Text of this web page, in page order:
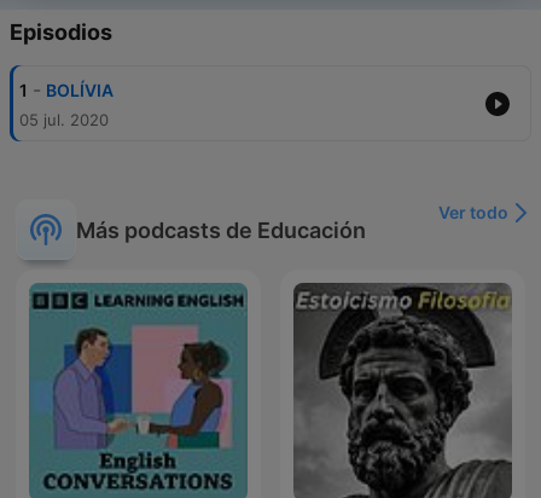
Episodios
1 - BOLÍVIA
05 jul. 2020
Más podcasts de Educación
Ver todo